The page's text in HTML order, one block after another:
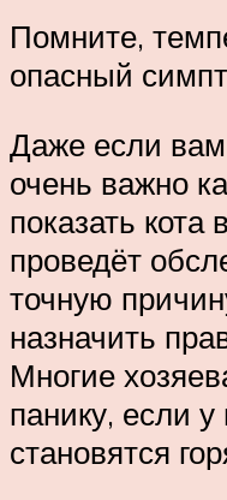
Помните,
опасный
Даже если вам
очень важно
показать кота
проведёт
точную
назначить
Многие
панику, если
становятся